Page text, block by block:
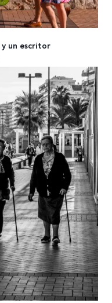
un escritor